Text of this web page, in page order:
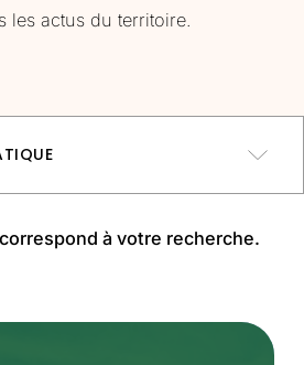
les actus du territoire.
à votre recherche.